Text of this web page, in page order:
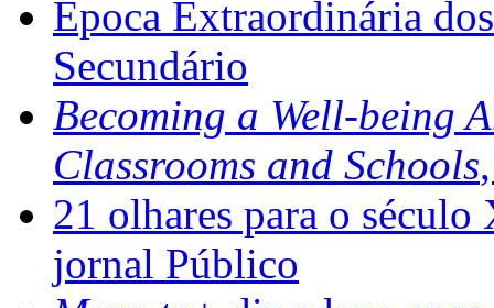
Época Extraordinária
Secundário
Becoming a Well-being
Classrooms and Schools
21 olhares para o
jornal Público